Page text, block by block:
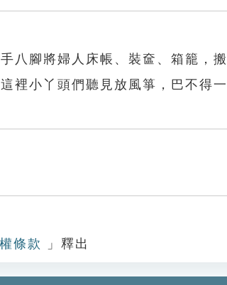
八腳將婦人床帳、裝奩、箱籠，
裡小丫頭們聽見放風箏，巴不得
條款 」釋出